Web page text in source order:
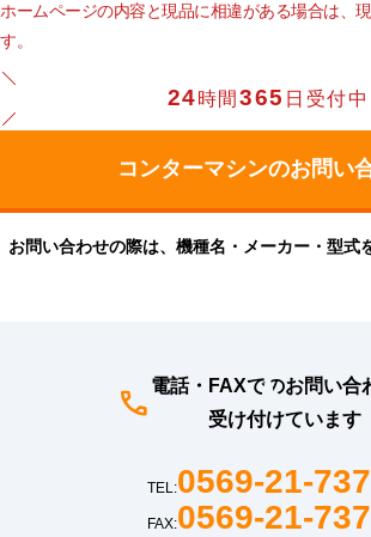
ホームページの内容と現品に相違がある場合は、
す。
24時間365 日受付中
お問い合わせの際は、機種名・メーカー・型式
電話・FAXでのお問い合
受け付けています
TEL:0569-21-
FAX:0569-21-